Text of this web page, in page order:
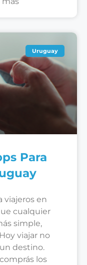
Uruguay
Para
viajeros en
cualquier
simple,
viajar no
destino.
los